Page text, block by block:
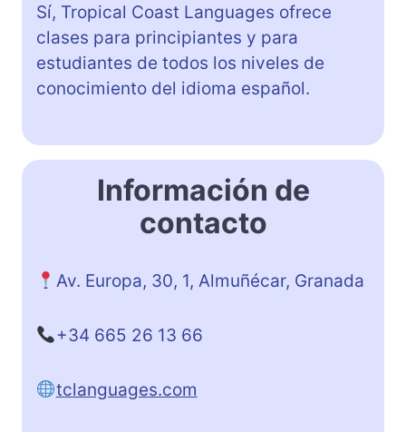
Sí, Tropical Coast Languages ofrece
clases para principiantes y para
estudiantes de todos los niveles de
conocimiento del idioma español.
Información de
contacto
Av. Europa, 30, 1, Almuñécar, Granada
+34 665 26 13 66
tclanguages.com